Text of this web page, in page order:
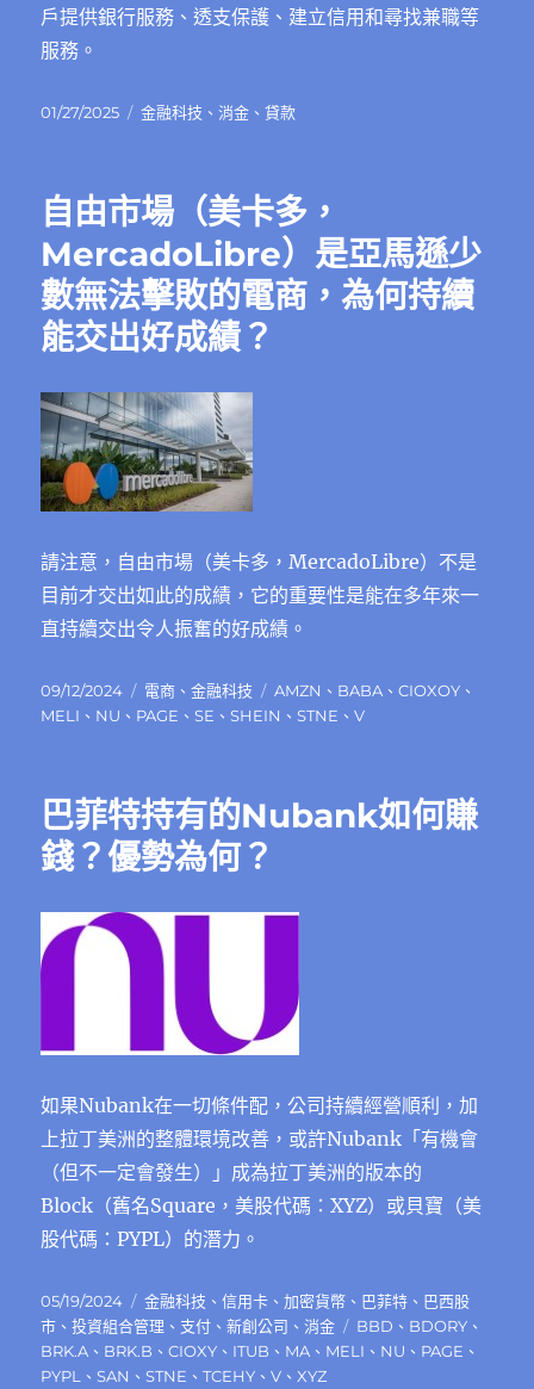
戶提供銀行服務、透支保護、建立信用和尋找兼職等
服務。
發
01/27/2025
分
金融科技 、消金 、貸款
自由市場（美卡多，
MercadoLibre）是亞馬遜少
數無法擊敗的電商，為何持續
能交出好成績？
請注意，自由市場（美卡多，MercadoLibre）不是
目前才交出如此的成績，它的重要性是能在多年來一
直持續交出令人振奮的好成績。
發
佈
09/12/2024
分
類
電商 、金融科技
標
籤
AMZN 、 BABA 、CIOXOY 、
MELI 、 NU 、 PAGE 、SE 、SHEIN 、STNE 、V
巴菲特持有的Nubank如何賺
錢？優勢為何？
如果Nubank在一切條件配，公司持續經營順利，加
上拉丁美洲的整體環境改善，或許Nubank「有機會
（但不一定會發生）」成為拉丁美洲的版本的
Block（舊名Square，美股代碼：XYZ）或貝寶（美
股代碼：PYPL）的潛力。
發
佈
日
期:
05/19/2024
分
類
金融科技 、信用卡 、加密貨幣 、 巴菲特 、 巴西股
市 、投資組合管理 、 支付 、新創公司 、消金
標
籤
BBD 、 BDORY 、
BRK.A 、 BRK.B 、CIOXY 、 ITUB 、 MA 、 MELI 、 NU 、 PAGE 、
PYPL
、SAN 、STNE 、TCEHY 、V 、XYZ